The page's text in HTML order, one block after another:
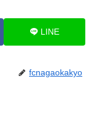
LINE
fcnagaokakyo